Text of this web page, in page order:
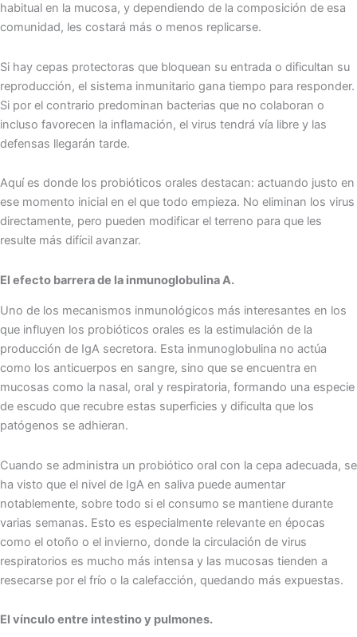
habitual en la mucosa, y dependiendo de la composición de esa
comunidad, les costará más o menos replicarse.
Si hay cepas protectoras que bloquean su entrada o dificultan su
reproducción, el sistema inmunitario gana tiempo para responder.
Si por el contrario predominan bacterias que no colaboran o
incluso favorecen la inflamación, el virus tendrá vía libre y las
defensas llegarán tarde.
Aquí es donde los probióticos orales destacan: actuando justo en
ese momento inicial en el que todo empieza. No eliminan los virus
directamente, pero pueden modificar el terreno para que les
resulte más difícil avanzar.
El efecto barrera de la inmunoglobulina A.
Uno de los mecanismos inmunológicos más interesantes en los
que influyen los probióticos orales es la estimulación de la
producción de IgA secretora. Esta inmunoglobulina no actúa
como los anticuerpos en sangre, sino que se encuentra en
mucosas como la nasal, oral y respiratoria, formando una especie
de escudo que recubre estas superficies y dificulta que los
patógenos se adhieran.
Cuando se administra un probiótico oral con la cepa adecuada, se
ha visto que el nivel de IgA en saliva puede aumentar
notablemente, sobre todo si el consumo se mantiene durante
varias semanas. Esto es especialmente relevante en épocas
como el otoño o el invierno, donde la circulación de virus
respiratorios es mucho más intensa y las mucosas tienden a
resecarse por el frío o la calefacción, quedando más expuestas.
El vínculo entre intestino y pulmones.